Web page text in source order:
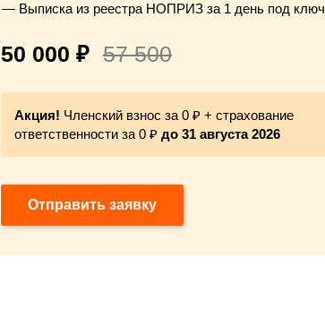
Выписка из реестра НОПРИЗ за 1 день под ключ
50 000 ₽ 57 500
Акция! Членский взнос за 0 ₽ + страхование
ответственности за 0 ₽ до 31 августа 2026
Отправить заявку